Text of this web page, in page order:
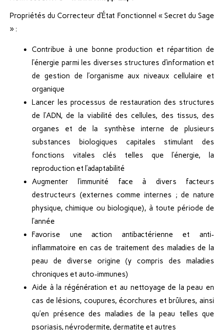
Propriétés du Correcteur d’État Fonctionnel « Secret du Sage
» :
Contribue à une bonne production et répartition de
l’énergie parmi les diverses structures d’information et
de gestion de l’organisme aux niveaux cellulaire et
organique
Lancer les processus de restauration des structures
de l’ADN, de la viabilité des cellules, des tissus, des
organes et de la synthèse interne de plusieurs
substances biologiques capitales stimulant des
fonctions vitales clés telles que l’énergie, la
reproduction et l’adaptabilité
Augmenter l’immunité face à divers facteurs
destructeurs (externes comme internes ; de nature
physique, chimique ou biologique), à toute période de
l’année
Favorise une action antibactérienne et anti-
inflammatoire en cas de traitement des maladies de la
peau de diverse origine (y compris des maladies
chroniques et auto-immunes)
Aide à la régénération et au nettoyage de la peau en
cas de lésions, coupures, écorchures et brûlures, ainsi
qu’en présence des maladies de la peau telles que
psoriasis, névrodermite, dermatite et autres